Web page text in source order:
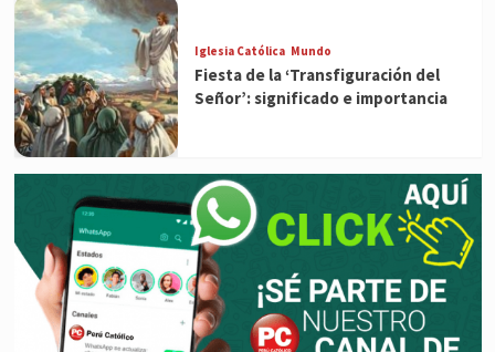
Iglesia Católica Mundo
Fiesta de la ‘Transfiguración del
Señor’: significado e importancia